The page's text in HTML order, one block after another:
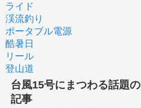
ライド
渓流釣り
ポータブル電源
酷暑日
リール
登山道
台風15号にまつわる話題の
記事